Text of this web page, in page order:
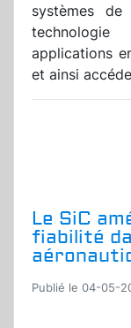
systèmes
applications
et ainsi
Le SiC
fiabilité
Publié le 04-05-